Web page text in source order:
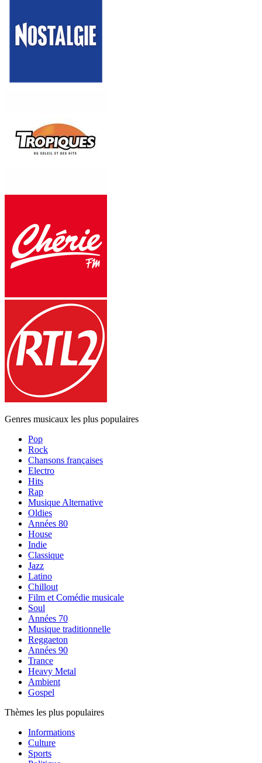
Genres musicaux les plus populaires
Pop
Rock
Chansons françaises
Electro
Hits
Rap
Musique Alternative
Oldies
Années 80
House
Indie
Classique
Jazz
Latino
Chillout
Film et Comédie musicale
Soul
Années 70
Musique traditionnelle
Reggaeton
Années 90
Trance
Heavy Metal
Ambient
Gospel
Thèmes les plus populaires
Informations
Culture
Sports